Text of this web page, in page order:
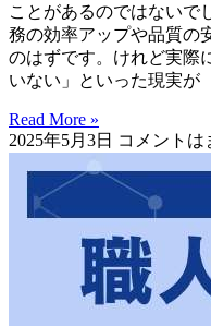
ことがあるのではないで
務の効率アップや品質の
のはずです。けれど実際
いない」といった現実が
Read More »
2025年5月3日 コメントは